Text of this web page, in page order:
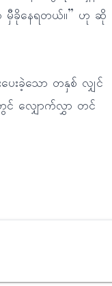
ာ မှီခိုနေရတယ်။” ဟု ဆို
ေးခဲ့သော တနှစ် လျှင်
င် လျှောက်လွှာ တင်